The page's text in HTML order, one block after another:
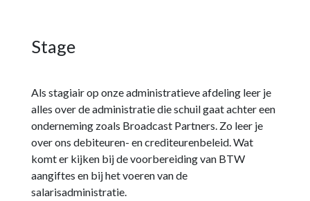
Stage
Als stagiair op onze administratieve afdeling leer je
alles over de administratie die schuil gaat achter een
onderneming zoals Broadcast Partners. Zo leer je
over ons debiteuren- en crediteurenbeleid. Wat
komt er kijken bij de voorbereiding van BTW
aangiftes en bij het voeren van de
salarisadministratie.